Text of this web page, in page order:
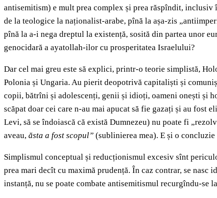
antisemitism) e mult prea complex și prea răspîndit,
de la teologice la naționalist-arabe, pînă la așa-zis
pînă la a-i nega dreptul la existență, sosită din partea unor
genocidară a ayatollah-ilor cu prosperitatea Israelului?
Dar cel mai greu este să explici, printr-o teorie simplistă,
Polonia și Ungaria. Au pierit deopotrivă capitaliști și
copii, bătrîni și adolescenți, genii și idioți, oameni onești și
scăpat doar cei care n-au mai apucat să fie gazați și au
Levi, să se îndoiască că există Dumnezeu) nu poate fi
aveau, ăsta a fost scopul” (sublinierea mea). E și o
Simplismul conceptual și reducționismul excesiv sînt
prea mari decît cu maximă prudență. În caz contrar, se
instanță, nu se poate combate antisemitismul recurgîndu-se